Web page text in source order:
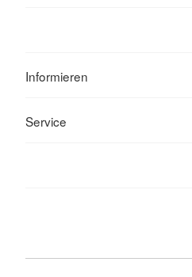
Informieren
Service